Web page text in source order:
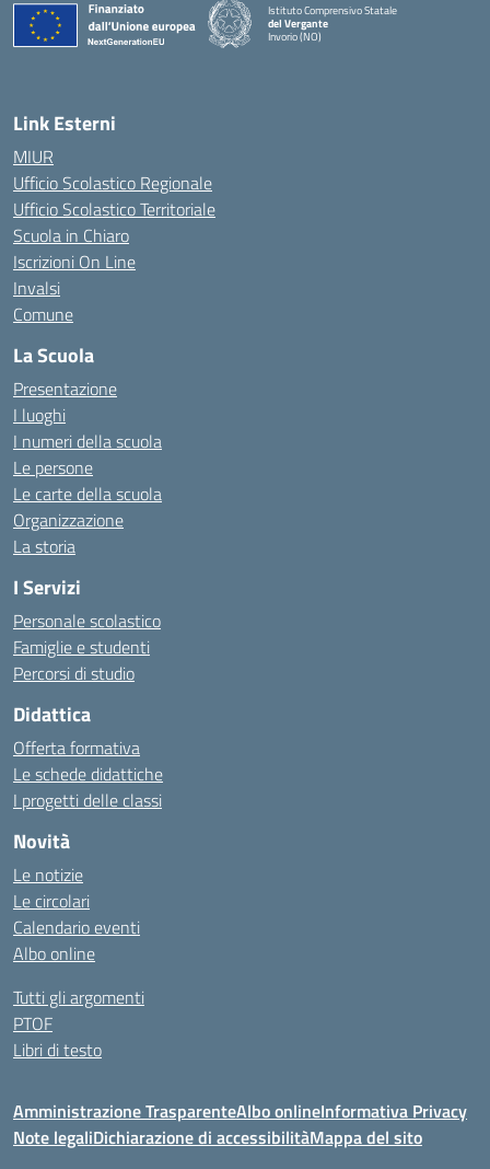
Istituto Comprensivo Statale
del Vergante
Invorio (NO)
Link Esterni
MIUR
Ufficio Scolastico Regionale
Ufficio Scolastico Territoriale
Scuola in Chiaro
Iscrizioni On Line
Invalsi
Comune
La Scuola
Presentazione
I luoghi
I numeri della scuola
Le persone
Le carte della scuola
Organizzazione
La storia
I Servizi
Personale scolastico
Famiglie e studenti
Percorsi di studio
Didattica
Offerta formativa
Le schede didattiche
I progetti delle classi
Novità
Le notizie
Le circolari
Calendario eventi
Albo online
Tutti gli argomenti
PTOF
Libri di testo
Amministrazione TrasparenteAlbo onlineInformativa Privacy
Note legaliDichiarazione di accessibilitàMappa del sito